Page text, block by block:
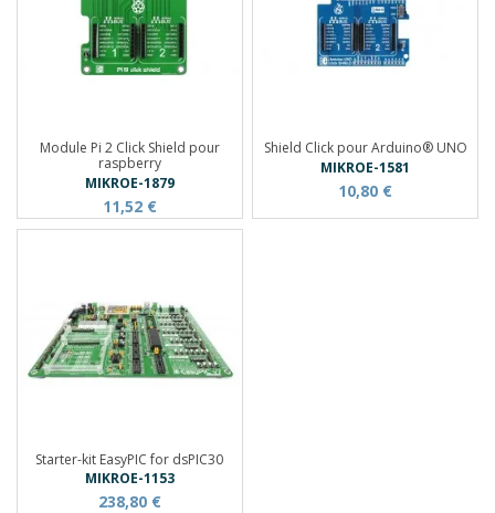
Module Pi 2 Click Shield pour
raspberry
MIKROE-1879
11,52 €
Shield Click pour Arduino® UNO
MIKROE-1581
10,80 €
Starter-kit EasyPIC for dsPIC30
MIKROE-1153
238,80 €